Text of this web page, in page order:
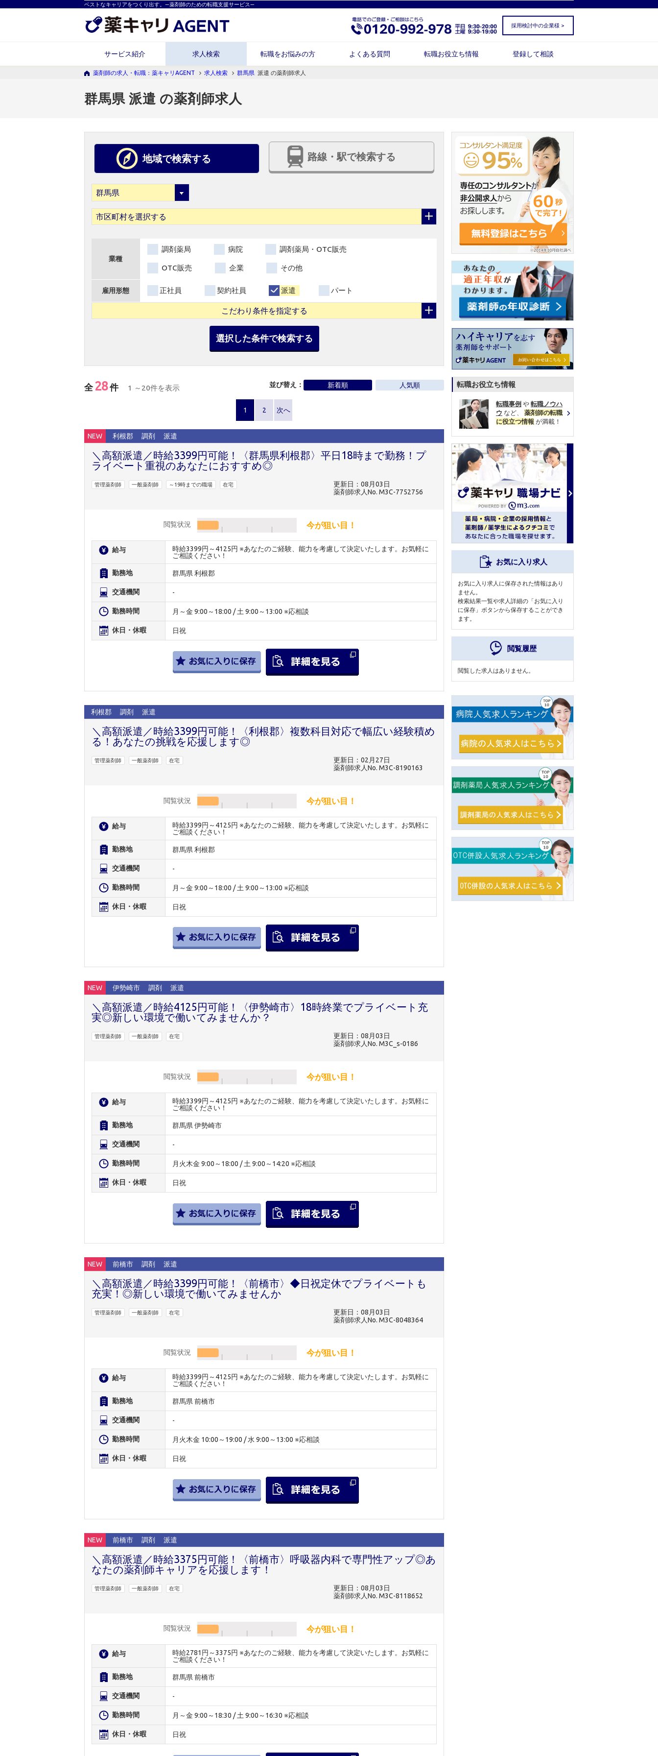
ベストなキャリアをつくり出す。―薬剤師のための転職支援サービス―
採用検討中の企業様 >
サービス紹介 求人検索 転職をお悩みの方 よくある質問 転職お役立ち情報 登録して相談
薬剤師の求人・転職：薬キャリAGENT 求人検索 群馬県 派遣 の薬剤師求人
群馬県 派遣 の薬剤師求人
地域で検索する 路線・駅で検索する
市区町村を選択する
業種
調剤薬局 病院 調剤薬局・OTC販売
OTC販売 企業 その他
雇用形態 正社員 契約社員 派遣 パート
こだわり条件を指定する
選択した条件で検索する
全 28件 1 ～20件を表示 並び替え： 新着順 人気順
1 2 次へ
NEW 利根郡 調剤 派遣
＼高額派遣／時給3399円可能！〈群馬県利根郡〉平日18時まで勤務！プ
ライベート重視のあなたにおすすめ◎
管理薬剤師 一般薬剤師 ～19時までの職場 在宅
更新日：08月03日
薬剤師求人No. M3C-7752756
閲覧状況 今が狙い目！
給与
時給3399円～4125円 ※あなたのご経験、能力を考慮して決定いたします。お気軽に
ご相談ください！
勤務地 群馬県 利根郡
交通機関 -
勤務時間 月～金 9:00～18:00 / 土 9:00～13:00 ※応相談
休日・休暇 日祝
利根郡 調剤 派遣
＼高額派遣／時給3399円可能！〈利根郡〉複数科目対応で幅広い経験積め
る！あなたの挑戦を応援します◎
管理薬剤師 一般薬剤師 在宅
更新日：02月27日
薬剤師求人No. M3C-8190163
閲覧状況 今が狙い目！
給与
時給3399円～4125円 ※あなたのご経験、能力を考慮して決定いたします。お気軽に
ご相談ください！
勤務地 群馬県 利根郡
交通機関 -
勤務時間 月～金 9:00～18:00 / 土 9:00～13:00 ※応相談
休日・休暇 日祝
NEW 伊勢崎市 調剤 派遣
＼高額派遣／時給4125円可能！〈伊勢崎市〉18時終業でプライベート充
実◎新しい環境で働いてみませんか？
管理薬剤師 一般薬剤師 在宅
更新日：08月03日
薬剤師求人No. M3C_s-0186
閲覧状況 今が狙い目！
給与
時給3399円～4125円 ※あなたのご経験、能力を考慮して決定いたします。お気軽に
ご相談ください！
勤務地 群馬県 伊勢崎市
交通機関 -
勤務時間 月火木金 9:00～18:00 / 土 9:00～14:20 ※応相談
休日・休暇 日祝
NEW 前橋市 調剤 派遣
＼高額派遣／時給3399円可能！〈前橋市〉◆日祝定休でプライベートも
充実！◎新しい環境で働いてみませんか
管理薬剤師 一般薬剤師 在宅
更新日：08月03日
薬剤師求人No. M3C-8048364
閲覧状況 今が狙い目！
給与
時給3399円～4125円 ※あなたのご経験、能力を考慮して決定いたします。お気軽に
ご相談ください！
勤務地 群馬県 前橋市
交通機関 -
勤務時間 月火木金 10:00～19:00 / 水 9:00～13:00 ※応相談
休日・休暇 日祝
NEW 前橋市 調剤 派遣
＼高額派遣／時給3375円可能！〈前橋市〉呼吸器内科で専門性アップ◎あ
なたの薬剤師キャリアを応援します！
管理薬剤師 一般薬剤師 在宅
更新日：08月03日
薬剤師求人No. M3C-8118652
閲覧状況 今が狙い目！
給与
時給2781円～3375円 ※あなたのご経験、能力を考慮して決定いたします。お気軽に
ご相談ください！
勤務地 群馬県 前橋市
交通機関 -
勤務時間 月～金 9:00～18:30 / 土 9:00～16:30 ※応相談
休日・休暇 日祝
転職お役立ち情報
転職事例 や 転職ノウハ
ウ など、 薬剤師の転職
に役立つ情報 が満載！
お気に入り求人
お気に入り求人に保存された情報はあり
ません。
検索結果一覧や求人詳細の「お気に入り
に保存」ボタンから保存することができ
ます。
閲覧履歴
閲覧した求人はありません。